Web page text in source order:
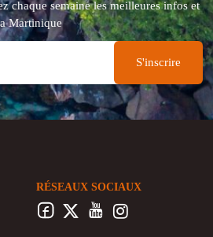
chaque semaine les meilleures infos et
Martinique
RÉSEAUX SOCIAUX